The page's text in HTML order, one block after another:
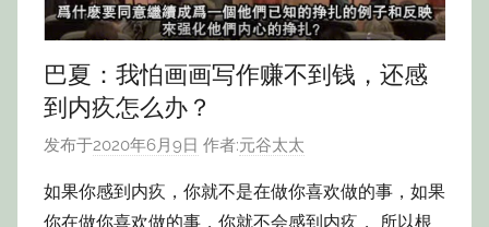
巴夏：我怕画画写作赚不到钱，还感
到内疚怎么办？
发布于2020年6月9日 作者:元谷太太
如果你感到内疚，你就不是在做你喜欢做的事，如果
你在做你喜欢做的事，你就不会感到内疚， 所以根